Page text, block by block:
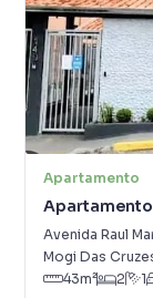
Apartamento
Apartamento
Avenida Raul
Mogi Das
43m² 2 1